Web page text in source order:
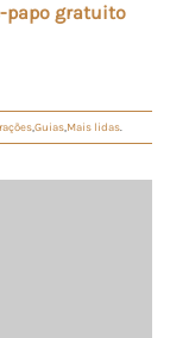
papo gratuito
Guias Mais lidas